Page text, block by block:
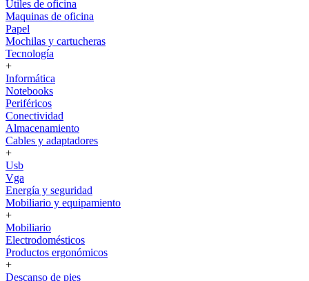
Útiles de oficina
Maquinas de oficina
Papel
Mochilas y cartucheras
Tecnología
+
Informática
Notebooks
Periféricos
Conectividad
Almacenamiento
Cables y adaptadores
+
Usb
Vga
Energía y seguridad
Mobiliario y equipamiento
+
Mobiliario
Electrodomésticos
Productos ergonómicos
+
Descanso de pies